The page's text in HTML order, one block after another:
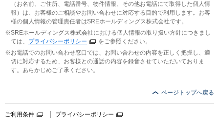
（お名前、ご住所、電話番号、物件情報、その他お電話にて取得した個人情
報）は、お客様のご相談やお問い合わせに対応する目的で利用します。お客
様の個人情報の管理責任者はSREホールディングス株式会社です。
SREホールディングス株式会社における個人情報の取り扱い方針につきまし
ては、 プライバシーポリシー
をご参照ください。
お電話でのお問い合わせ窓口では、お問い合わせの内容を正しく把握し、適
切に対応するため、お客様との通話の内容を録音させていただいておりま
す。あらかじめご了承ください。
ページトップへ戻る
ご利用条件 プライバシーポリシー